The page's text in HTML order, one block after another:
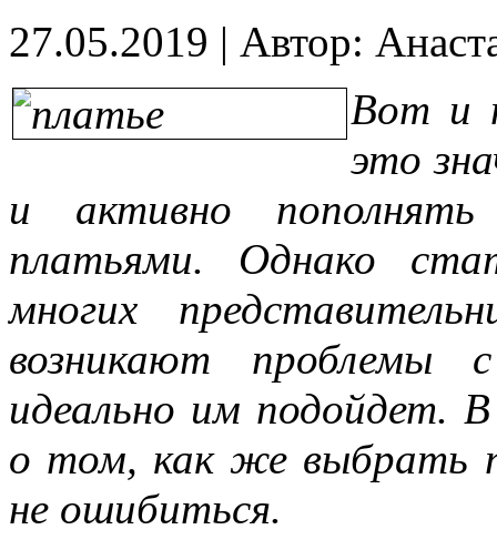
27.05.2019 | Автор:
Вот и
это
и активно пополнять
платьями. Однако
многих
возникают проблемы
идеально им подойдет.
о том, как же выбрать
не ошибиться.